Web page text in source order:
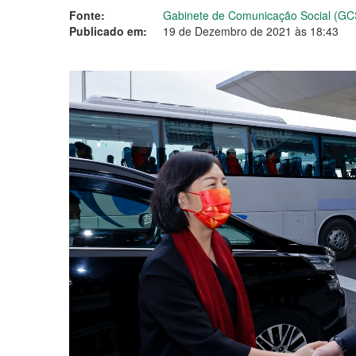
Fonte:
Gabinete de Comunicação Social
Publicado em:
19 de Dezembro de 2021 às 18:43